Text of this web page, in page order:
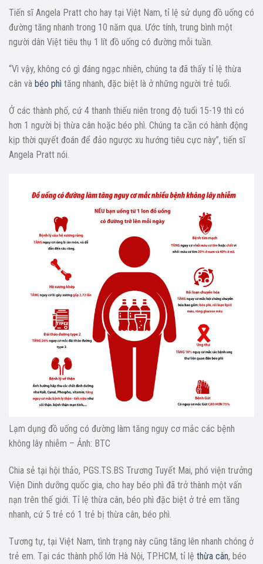
Tiến sĩ Angela Pratt cho hay tại Việt Nam, tỉ lệ sử dụng đồ uống có
đường tăng nhanh trong 10 năm qua. Ước tính, trung bình một
người dân Việt tiêu thụ 1 lít đồ uống có đường mỗi tuần.
“Vì vậy, không có gì đáng ngạc nhiên, chúng ta đã thấy tỉ lệ thừa
cân và béo phì tăng nhanh, đặc biệt là ở những người trẻ tuổi.
Ở các thành phố, cứ 4 thanh thiếu niên trong độ tuổi 15-19 thì có
hơn 1 người bị thừa cân hoặc béo phì. Chúng ta cần có hành động
kịp thời quyết đoán để đảo ngược xu hướng tiêu cực này”, tiến sĩ
Angela Pratt nói.
Lạm dụng đồ uống có đường làm tăng nguy cơ mắc các bệnh
không lây nhiễm – Ảnh: BTC
Chia sẻ tại hội thảo, PGS.TS.BS Trương Tuyết Mai, phó viện trưởng
Viện Dinh dưỡng quốc gia, cho hay béo phì đã trở thành một vấn
nạn trên thế giới. Tỉ lệ thừa cân, béo phì đặc biệt ở trẻ em tăng
nhanh, cứ 5 trẻ có 1 trẻ bị thừa cân, béo phì.
Tương tự, tại Việt Nam, tình trạng này cũng tăng lên nhanh chóng ở
trẻ em. Tại các thành phố lớn Hà Nội, TP.HCM, tỉ lệ thừa cân, béo